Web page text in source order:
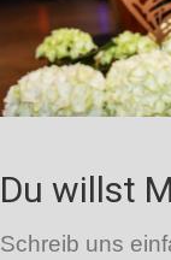
Du willst
Schreib uns